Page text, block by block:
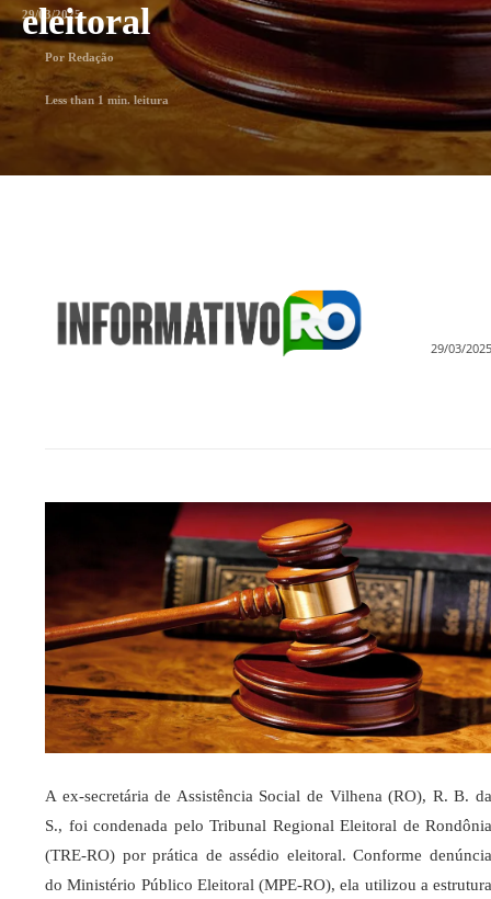
eleitoral
29/03/2025
Por Redação
Less than 1 min. leitura
29/03/2025
A ex-secretária de Assistência Social de Vilhena (RO), R. B. da
S., foi condenada pelo Tribunal Regional Eleitoral de Rondônia
(TRE-RO) por prática de assédio eleitoral. Conforme denúncia
do Ministério Público Eleitoral (MPE-RO), ela utilizou a estrutura